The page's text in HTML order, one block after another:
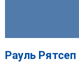
Рауль Рятсеп